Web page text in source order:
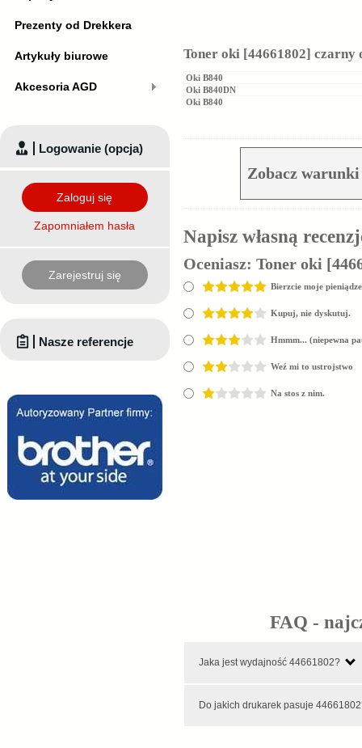
Toner oki [44661802]
Oki B840
Oki B840DN
Oki B840
Zobacz
Napisz własną
Oceniasz: Toner oki
Bierzcie moje
Kupuj, nie dyskutuj.
Hmmm... (niepewna
Weź mi to ustrojstwo
Na stos z nim.
FAQ -
Jaka jest wydajność 44661802?
Do jakich drukarek pasuje
Prezenty od Drekkera
Artykuły biurowe
Akcesoria AGD
Logowanie (opcja)
Zaloguj się
Zapomniałem hasła
Zarejestruj się
Nasze referencje